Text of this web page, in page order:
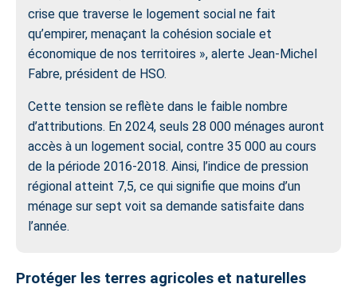
crise que traverse le logement social ne fait
qu’empirer, menaçant la cohésion sociale et
économique de nos territoires », alerte Jean-Michel
Fabre, président de HSO.
Cette tension se reflète dans le faible nombre
d’attributions. En 2024, seuls 28 000 ménages auront
accès à un logement social, contre 35 000 au cours
de la période 2016-2018. Ainsi, l’indice de pression
régional atteint 7,5, ce qui signifie que moins d’un
ménage sur sept voit sa demande satisfaite dans
l’année.
Protéger les terres agricoles et naturelles